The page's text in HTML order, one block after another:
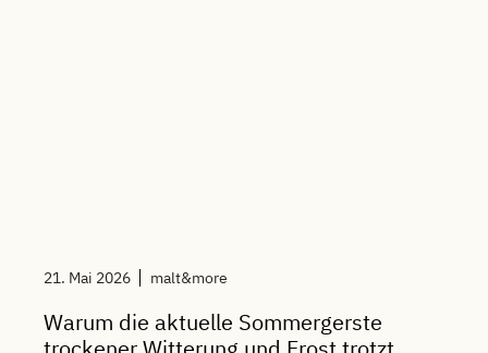
21. Mai 2026 malt&more
Warum die aktuelle Sommergerste